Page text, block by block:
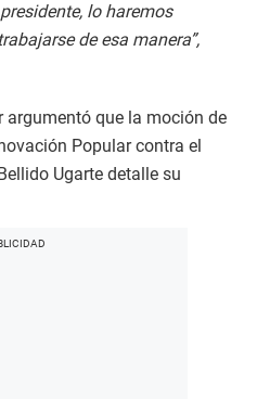
lo haremos
de esa manera”,
argumentó que la moción de
Popular contra el
Ugarte detalle su